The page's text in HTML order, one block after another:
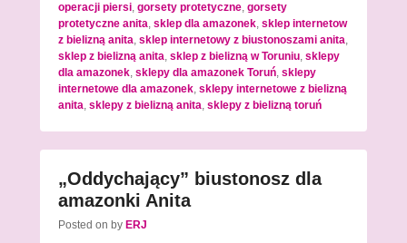
operacji piersi, gorsety protetyczne, gorsety
protetyczne anita, sklep dla amazonek, sklep internetow
z bielizną anita, sklep internetowy z biustonoszami anita,
sklep z bielizną anita, sklep z bielizną w Toruniu, sklepy
dla amazonek, sklepy dla amazonek Toruń, sklepy
internetowe dla amazonek, sklepy internetowe z bielizną
anita, sklepy z bielizną anita, sklepy z bielizną toruń
„Oddychający” biustonosz dla
amazonki Anita
Posted on by ERJ